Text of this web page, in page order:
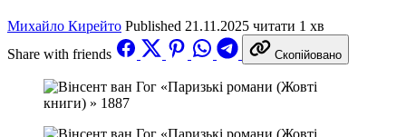
Михайло Кирейто Published 21.11.2025 читати 1 хв
Share with friends
Скопійовано